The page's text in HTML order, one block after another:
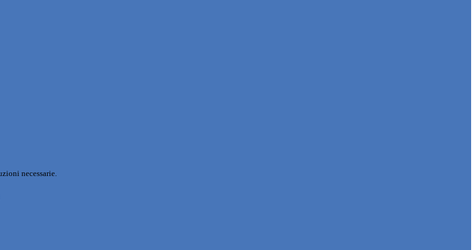
necessarie.